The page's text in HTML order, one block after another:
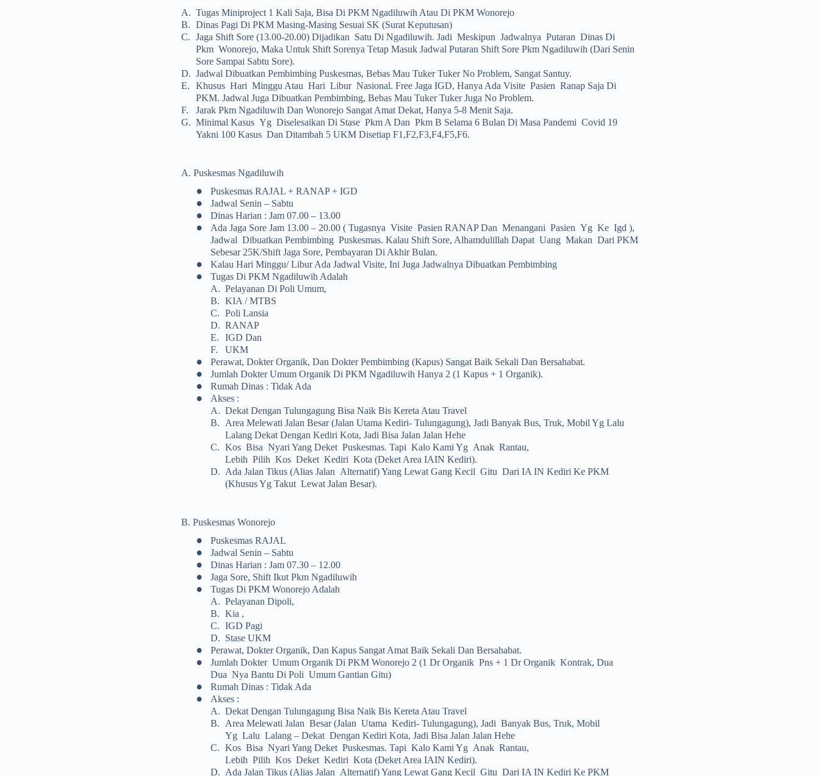
A. Tugas Miniproject 1 Kali Saja, Bisa Di PKM Ngadiluwih Atau Di PKM Wonorejo
B. Dinas Pagi Di PKM Masing-Masing Sesuai SK (surat Keputusan)
C. Jaga Shift Sore (13.00-20.00) Dijadikan Satu Di Ngadiluwih. Jadi Meskipun Jadwalnya Putaran Dinas Di
Pkm Wonorejo, Maka Untuk Shift Sorenya Tetap Masuk Jadwal Putaran Shift Sore Pkm Ngadiluwih (dari Senin
Sore Sampai Sabtu Sore).
D. Jadwal Dibuatkan Pembimbing Puskesmas, Bebas Mau Tuker Tuker No Problem, Sangat Santuy.
E.
Khusus Hari Minggu Atau Hari Libur Nasional. Free Jaga IGD, Hanya Ada Visite Pasien Ranap Saja Di
PKM. Jadwal Juga Dibuatkan Pembimbing, Bebas Mau Tuker Tuker Juga No Problem.
F.
Jarak Pkm Ngadiluwih Dan Wonorejo Sangat Amat Dekat, Hanya 5-8 Menit Saja.
G. Minimal Kasus Yg Diselesaikan Di Stase Pkm A Dan Pkm B Selama 6 Bulan Di Masa Pandemi Covid 19
Yakni 100 Kasus Dan Ditambah 5 UKM Disetiap F1,F2,F3,F4,F5,F6.
A. Puskesmas Ngadiluwih
• Puskesmas RAJAL + RANAP + IGD
• Jadwal Senin – Sabtu
• Dinas Harian : Jam 07.00 – 13.00
•
Ada Jaga Sore Jam 13.00 – 20.00 ( Tugasnya Visite Pasien RANAP Dan Menangani Pasien Yg Ke Igd ),
Jadwal Dibuatkan Pembimbing Puskesmas. Kalau Shift Sore, Alhamdulillah Dapat Uang Makan Dari PKM
Sebesar 25K/Shift Jaga Sore, Pembayaran Di Akhir Bulan.
• Kalau Hari Minggu/ Libur Ada Jadwal Visite, Ini Juga Jadwalnya Dibuatkan Pembimbing
•
Tugas Di PKM Ngadiluwih Adalah
A. Pelayanan Di Poli Umum,
B. KIA / MTBS
C. Poli Lansia
D. RANAP
E.
IGD Dan
F.
UKM
• Perawat, Dokter Organik, Dan Dokter Pembimbing (kapus) Sangat Baik Sekali Dan Bersahabat.
• Jumlah Dokter Umum Organik Di PKM Ngadiluwih Hanya 2 (1 Kapus + 1 Organik).
• Rumah Dinas : Tidak Ada
•
Akses :
A. Dekat Dengan Tulungagung Bisa Naik Bis Kereta Atau Travel
B.
Area Melewati Jalan Besar (jalan Utama Kediri- Tulungagung), Jadi Banyak Bus, Truk, Mobil Yg Lalu
Lalang Dekat Dengan Kediri Kota, Jadi Bisa Jalan Jalan Hehe
C. Kos Bisa Nyari Yang Deket Puskesmas. Tapi Kalo Kami Yg Anak Rantau,
Lebih Pilih Kos Deket Kediri Kota (deket Area IAIN Kediri).
D. Ada Jalan Tikus (alias Jalan Alternatif) Yang Lewat Gang Kecil Gitu Dari IA IN Kediri Ke PKM
(khusus Yg Takut Lewat Jalan Besar).
B. Puskesmas Wonorejo
• Puskesmas RAJAL
• Jadwal Senin – Sabtu
• Dinas Harian : Jam 07.30 – 12.00
• Jaga Sore, Shift Ikut Pkm Ngadiluwih
•
Tugas Di PKM Wonorejo Adalah
A. Pelayanan Dipoli,
B. Kia ,
C. IGD Pagi
D. Stase UKM
• Perawat, Dokter Organik, Dan Kapus Sangat Amat Baik Sekali Dan Bersahabat.
•
Jumlah Dokter Umum Organik Di PKM Wonorejo 2 (1 Dr Organik Pns + 1 Dr Organik Kontrak, Dua
Dua Nya Bantu Di Poli Umum Gantian Gitu)
• Rumah Dinas : Tidak Ada
•
Akses :
A. Dekat Dengan Tulungagung Bisa Naik Bis Kereta Atau Travel
B.
Area Melewati Jalan Besar (jalan Utama Kediri- Tulungagung), Jadi Banyak Bus, Truk, Mobil
Yg Lalu Lalang – Dekat Dengan Kediri Kota, Jadi Bisa Jalan Jalan Hehe
C. Kos Bisa Nyari Yang Deket Puskesmas. Tapi Kalo Kami Yg Anak Rantau,
Lebih Pilih Kos Deket Kediri Kota (deket Area IAIN Kediri).
D. Ada Jalan Tikus (alias Jalan Alternatif) Yang Lewat Gang Kecil Gitu Dari IA IN Kediri Ke PKM